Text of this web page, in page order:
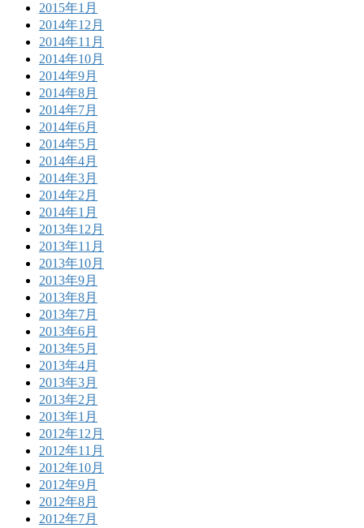
2015年1月
2014年12月
2014年11月
2014年10月
2014年9月
2014年8月
2014年7月
2014年6月
2014年5月
2014年4月
2014年3月
2014年2月
2014年1月
2013年12月
2013年11月
2013年10月
2013年9月
2013年8月
2013年7月
2013年6月
2013年5月
2013年4月
2013年3月
2013年2月
2013年1月
2012年12月
2012年11月
2012年10月
2012年9月
2012年8月
2012年7月